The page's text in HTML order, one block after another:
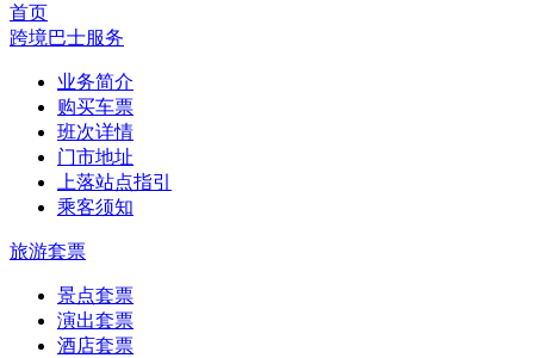
首页
跨境巴士服务
业务简介
购买车票
班次详情
门市地址
上落站点指引
乘客须知
旅游套票
景点套票
演出套票
酒店套票